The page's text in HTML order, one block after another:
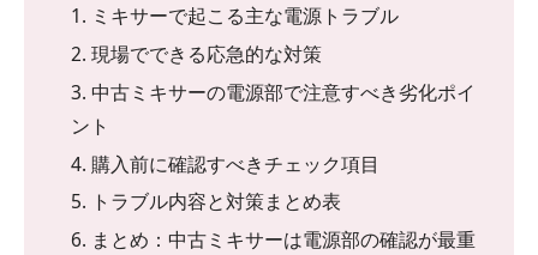
1. ミキサーで起こる主な電源トラブル
2. 現場でできる応急的な対策
3. 中古ミキサーの電源部で注意すべき劣化ポイ
ント
4. 購入前に確認すべきチェック項目
5. トラブル内容と対策まとめ表
6. まとめ：中古ミキサーは電源部の確認が最重